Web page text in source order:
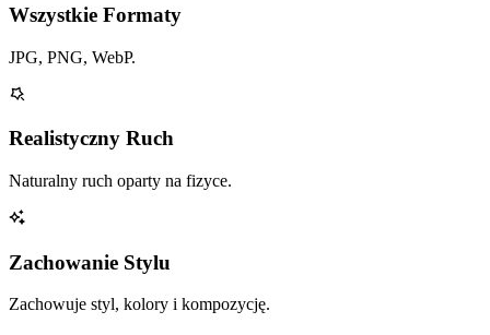
Wszystkie Formaty
JPG, PNG, WebP.
Realistyczny Ruch
Naturalny ruch oparty na fizyce.
Zachowanie Stylu
Zachowuje styl, kolory i kompozycję.